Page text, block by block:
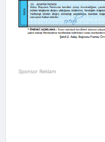
Sponsor Reklam